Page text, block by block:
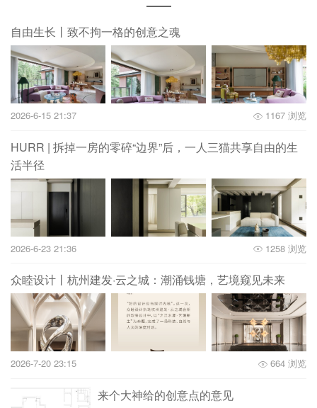
自由生长丨致不拘一格的创意之魂
2026-6-15 21:37 1167 浏览
HURR | 拆掉一房的零碎“边界”后，一人三猫共享自由的生
活半径
2026-6-23 21:36 1258 浏览
众睦设计丨杭州建发·云之城：潮涌钱塘，艺境窥见未来
2026-7-20 23:15 664 浏览
来个大神给的创意点的意见